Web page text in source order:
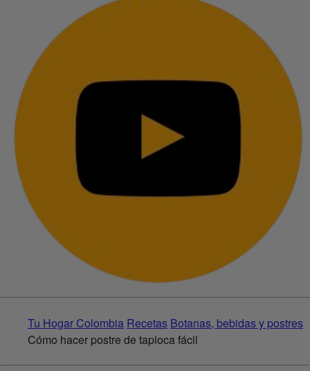
Tu Hogar Colombia Recetas Botanas, bebidas y postres
Cómo hacer postre de tapioca fácil